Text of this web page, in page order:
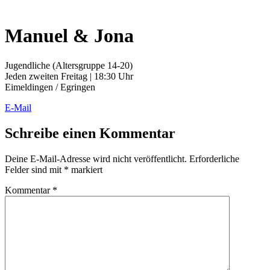
Manuel & Jona
Jugendliche (Altersgruppe 14-20)
Jeden zweiten Freitag | 18:30 Uhr
Eimeldingen / Egringen
E-Mail
Schreibe einen Kommentar
Deine E-Mail-Adresse wird nicht veröffentlicht. Erforderliche
Felder sind mit * markiert
Kommentar *